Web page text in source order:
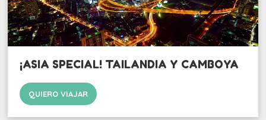
¡ASIA SPECIAL! TAILANDIA Y CAMBOYA
QUIERO VIAJAR